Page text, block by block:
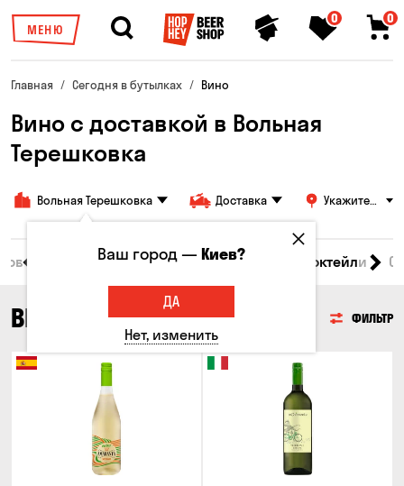
МЕНЮ
0 0
Главная Сегодня в бутылках Вино
Вино с доставкой в Вольная
Терешковка
Вольная Терешковка Доставка
Укажите
Пиво Сидр Вино Виски Коктейли
ВИНО ФИЛЬТР
Ваш город —Киев?
ДА
Нет, изменить